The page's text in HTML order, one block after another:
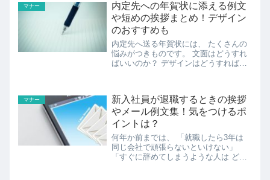
マナー
内定先への年賀状に添える例文
や短めの挨拶まとめ！デザイン
のおすすめも
内定先へ送る年賀状には、 たくさんの
悩みがつきものです。 文面はどうすれ
ばいいのか？ デザインはどうすればい
うかも 悩みますよね。 そこでこの記事
では、 そんな内定先に...
マナー
新入社員が退職するときの挨拶
やメール例文集！気をつけるポ
イントは？
何年か前までは、 「就職したら3年は
同じ会社で頑張らないといけない」
「すぐに辞めてしまうような人は どこ